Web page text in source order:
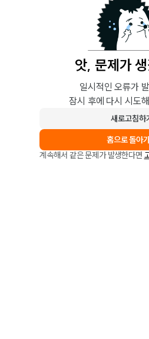
앗, 문제가
일시적인 오류가
잠시 후에 다시 시도
새로고침하
홈으로 돌아
계속해서 같은 문제가 발생한다면